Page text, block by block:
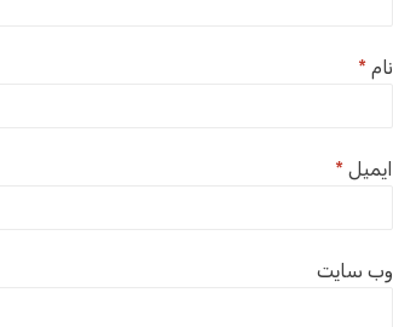
نام*
ایمیل*
وب‌ سایت